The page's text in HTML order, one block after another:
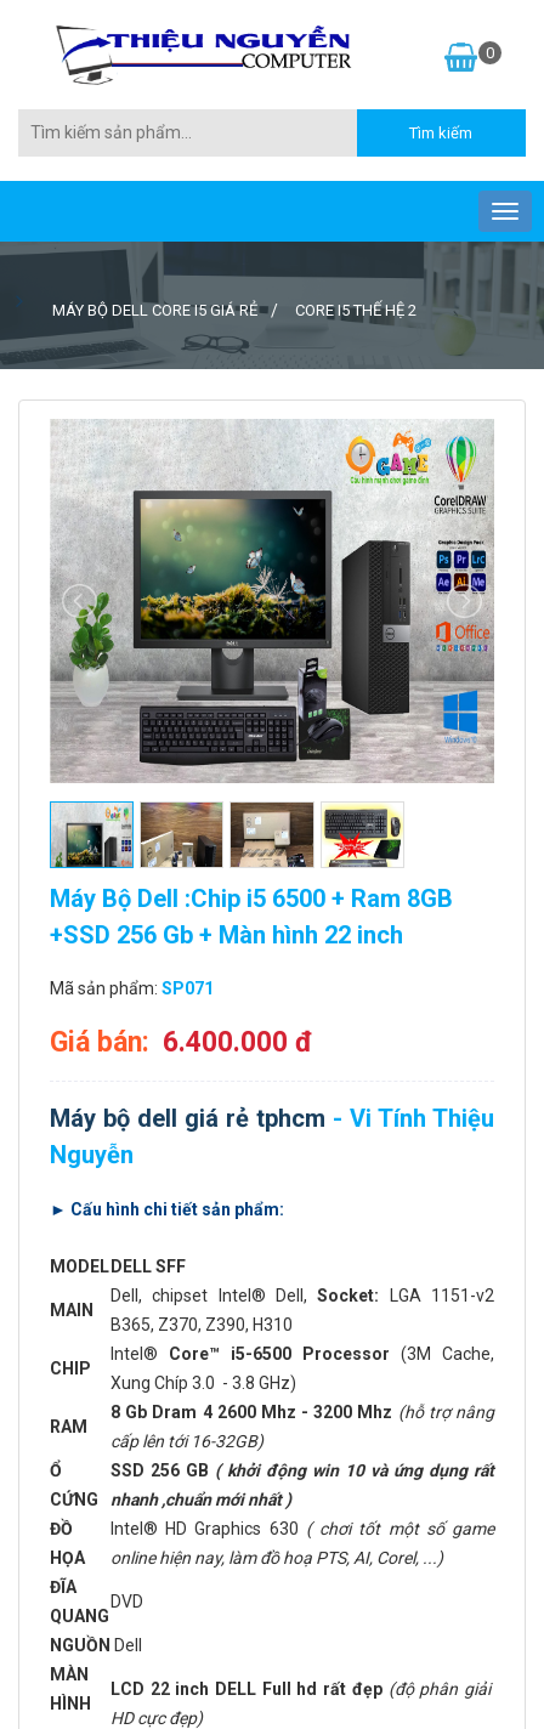
0
MÁY BỘ DELL CORE I5 GIÁ RẺ CORE I5 THẾ HỆ 2
Máy Bộ Dell :Chip i5 6500 + Ram 8GB
+SSD 256 Gb + Màn hình 22 inch
Mã sản phẩm: SP071
Giá bán: 6.400.000 đ
Máy bộ dell giá rẻ tphcm - Vi Tính Thiệu
Nguyễn
► Cấu hình chi tiết sản phẩm:
MODEL DELL SFF
MAIN
Dell, chipset Intel® Dell,Socket: LGA 1151-v2
B365, Z370, Z390, H310
CHIP
Intel® Core™ i5-6500 Processor (3M Cache,
Xung Chíp 3.0 - 3.8 GHz)
RAM
8 Gb Dram 4 2600 Mhz - 3200 Mhz (hỗ trợ nâng
cấp lên tới 16-32GB)
Ổ
CỨNG
SSD 256 GB ( khởi động win 10 và ứng dụng rất
nhanh ,chuẩn mới nhất )
ĐỒ
HỌA
Intel® HD Graphics 630 ( chơi tốt một số game
online hiện nay, làm đồ hoạ PTS, AI, Corel, ...)
ĐĨA
QUANG
DVD
NGUỒN Dell
MÀN
HÌNH
LCD 22 inch DELL Full hd rất đẹp (độ phân giải
HD cực đẹp)